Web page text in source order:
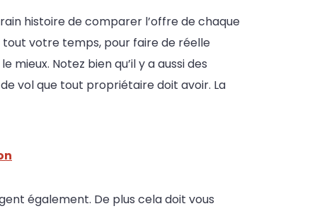
histoire de comparer l’offre de chaque
tout votre temps, pour faire de réelle
Notez bien qu’il y a aussi des
vol que tout propriétaire doit avoir. La
également. De plus cela doit vous